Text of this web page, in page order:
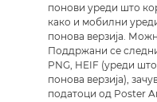
понови уреди што
како и мобилни
понова верзија.
Поддржани се
PNG, HEIF (уреди што
понова верзија),
податоци од Poster